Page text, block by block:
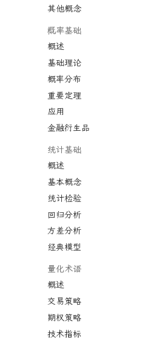
报价
首席经纪业务
对冲
恶性通胀
失业
经济增长
商业周期
大萧条
房地产泡沫
利率
联邦基金利率
资本主义
自由市场
自由贸易
公开市场操作
货币政策
关税
贸易逆差
量化宽松
寡头垄断
规模经济
知识经济
债务重组
合并与收购
杠杆收购
经济订货量
长期资本管理公司
股息
股权稀释
毛利率
贴现率
年金表
收益率倒挂
AAA信用评级
CAPE比率
变化率
基准年
增长曲线
增长率
复利
复合年增长率
年回报率
年金未来价值
现值
资产负债表
资本化
边际收益
杠杆
杠杆率
无杠杆Beta
波动性
流动性
CBOE波动率指数
其他概念
二八法则
基尼系数
菲利普斯曲线
比较优势
绝对优势
汇率
货币流通速度
概率基础
概述
基础理论
条件概率
联合概率
贝叶斯定理
相关性
相关系数
概率分布
概率分布
正态分布
均匀分布
重要定理
大数法则
中心极限定理
经验法则
应用
蒙特卡罗模拟
系统抽样
变异系数
金融衍生品
衍生品
统计基础
概述
基本概念
期望值
协方差
相关系数
线性关系
非线性
自相关
多重共线性
统计检验
P值
Z值
Z检验
T检验
假设检验
统计显著性
卡方统计量
置信区间
回归分析
回归分析
R平方
决定系数
多元线性回归
最小二乘法
变量膨胀因子
方差分析
方差分析
经典模型
默顿模型
量化术语
概述
交易策略
趋势交易
动量投资
期权策略
德尔塔对冲
技术指标